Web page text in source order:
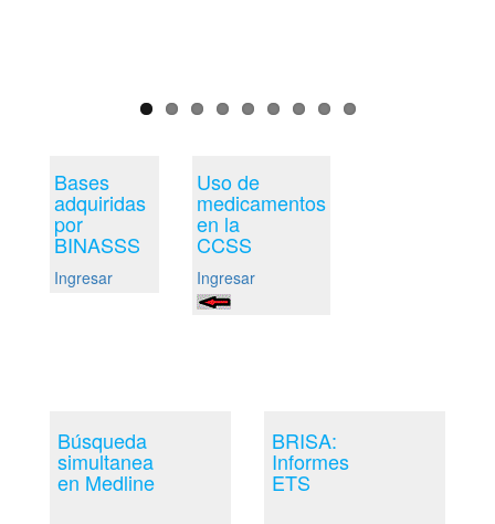
Bases
adquiridas
por
BINASSS
Ingresar
Uso de
medicamentos
en la
CCSS
Ingresar
Búsqueda
simultanea
en Medline
BRISA:
Informes
ETS